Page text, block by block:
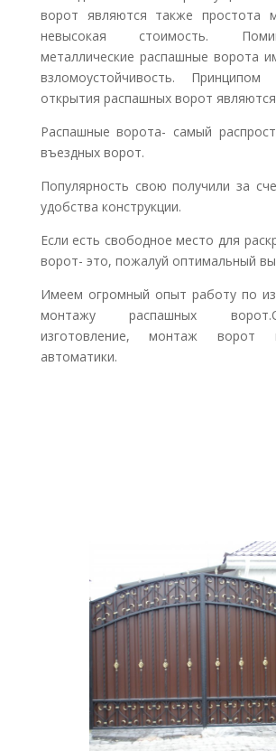
ворот являются также простота
невысокая стоимость.
металлические распашные ворота
взломоустойчивость.
открытия распашных ворот
Распашные ворота- самый
въездных ворот.
Популярность свою получили за
удобства конструкции.
Если есть свободное место для
ворот- это, пожалуй оптимальный
Имеем огромный опыт работу по
монтажу распашных
изготовление, монтаж ворот
автоматики.